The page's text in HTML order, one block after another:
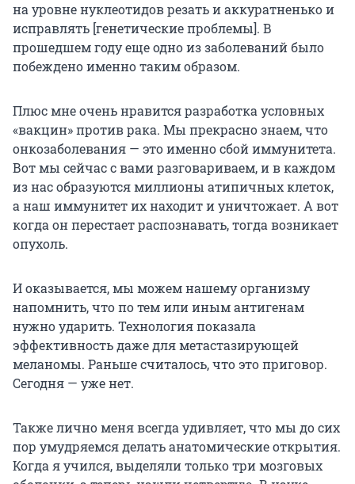
на уровне нуклеотидов резать и аккуратненько и
исправлять [генетические проблемы]. В
прошедшем году еще одно из заболеваний было
побеждено именно таким образом.
Плюс мне очень нравится разработка условных
«вакцин» против рака. Мы прекрасно знаем, что
онкозаболевания — это именно сбой иммунитета.
Вот мы сейчас с вами разговариваем, и в каждом
из нас образуются миллионы атипичных клеток,
а наш иммунитет их находит и уничтожает. А вот
когда он перестает распознавать, тогда возникает
опухоль.
И оказывается, мы можем нашему организму
напомнить, что по тем или иным антигенам
нужно ударить. Технология показала
эффективность даже для метастазирующей
меланомы. Раньше считалось, что это приговор.
Сегодня — уже нет.
Также лично меня всегда удивляет, что мы до сих
пор умудряемся делать анатомические открытия.
Когда я учился, выделяли только три мозговых